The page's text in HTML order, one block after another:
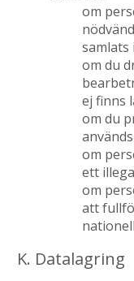
om
samlats
om du
ej finns
om du
om
ett
om
att
K. Datalagring